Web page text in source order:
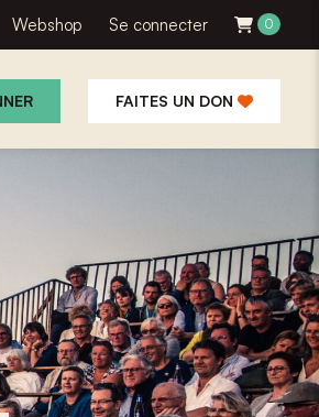
Webshop Se connecter 0
FAITES UN DON